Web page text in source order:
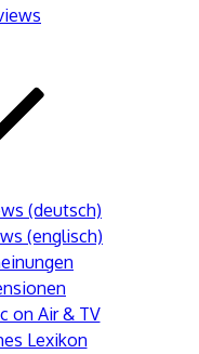
(deutsch)
(englisch)
on Air & TV
Lexikon